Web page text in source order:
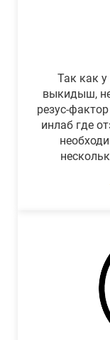
Так как
выкидыш,
резус-
инлаб где